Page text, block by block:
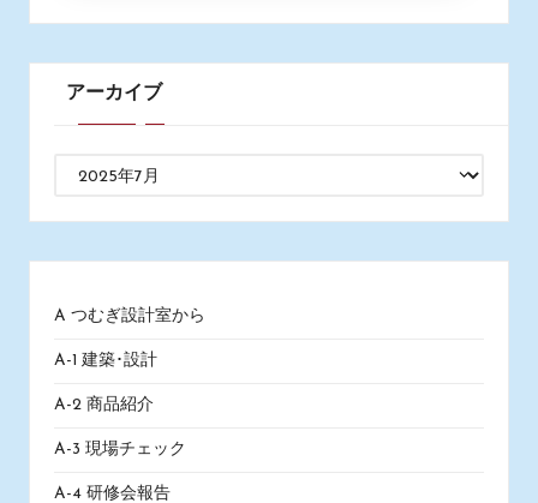
アーカイブ
カ
A つむぎ設計室から
A-1 建築･設計
A-2 商品紹介
A-3 現場チェック
A-4 研修会報告